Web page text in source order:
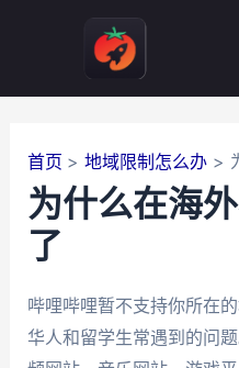
首页 地域限制怎么办
为什么在海
了
哔哩哔哩暂不支持你所在
华人和留学生常遇到的问